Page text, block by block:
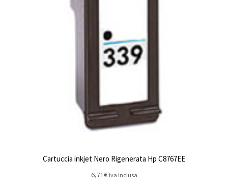
Cartuccia inkjet Nero Rigenerata Hp C8767EE
6,71€ iva inclusa